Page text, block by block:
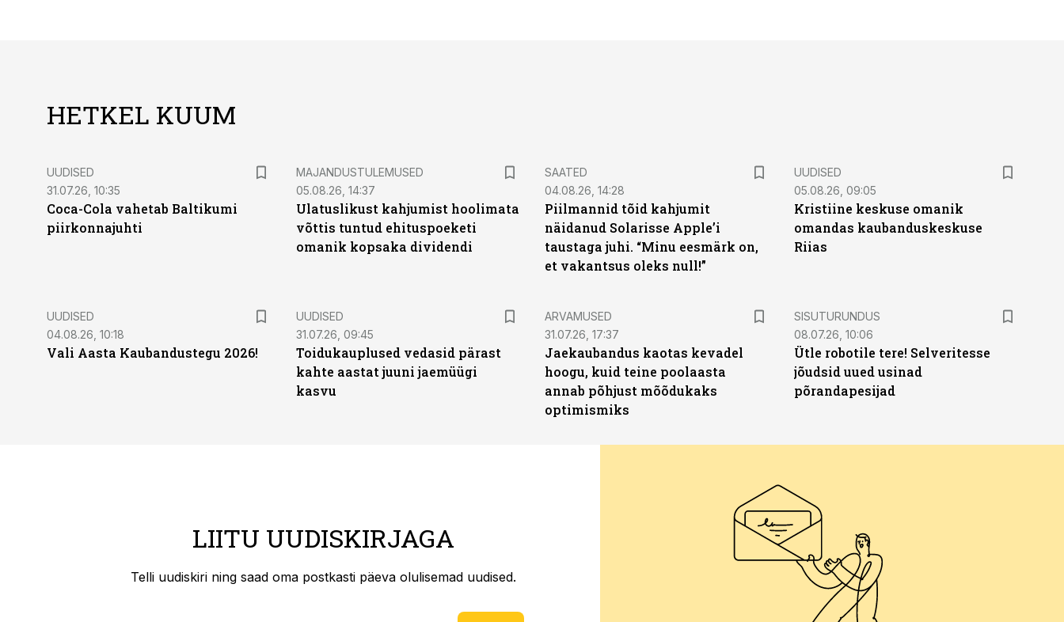
HETKEL KUUM
UUDISED
31.07.26, 10:35
Coca-Cola vahetab Baltikumi
piirkonnajuhti
MAJANDUSTULEMUSED
05.08.26, 14:37
Ulatuslikust kahjumist hoolimata
võttis tuntud ehituspoeketi
omanik kopsaka dividendi
SAATED
04.08.26, 14:28
Piilmannid tõid kahjumit
näidanud Solarisse Apple’i
taustaga juhi. “Minu eesmärk on,
et vakantsus oleks null!”
UUDISED
05.08.26, 09:05
Kristiine keskuse omanik
omandas kaubanduskeskuse
Riias
UUDISED
04.08.26, 10:18
Vali Aasta Kaubandustegu 2026!
UUDISED
31.07.26, 09:45
Toidukauplused vedasid pärast
kahte aastat juuni jaemüügi
kasvu
ARVAMUSED
31.07.26, 17:37
Jaekaubandus kaotas kevadel
hoogu, kuid teine poolaasta
annab põhjust mõõdukaks
optimismiks
ST
SISUTURUNDUS
08.07.26, 10:06
Ütle robotile tere! Selveritesse
jõudsid uued usinad
põrandapesijad
LIITU UUDISKIRJAGA
Telli uudiskiri ning saad oma postkasti päeva olulisemad uudised.